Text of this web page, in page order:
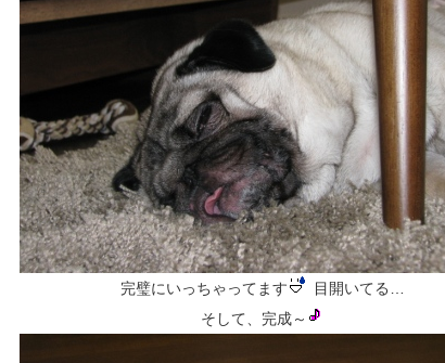
完璧にいっちゃってます
目開いてる…
そして、完成～